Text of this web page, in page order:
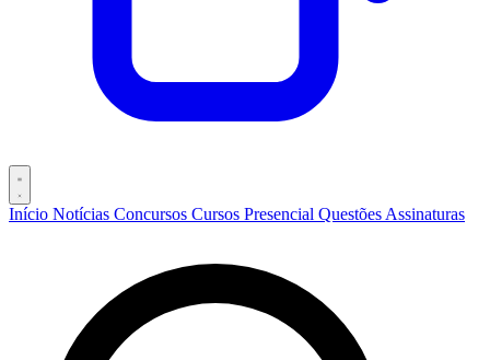
Início Notícias Concursos Cursos Presencial Questões Assinaturas